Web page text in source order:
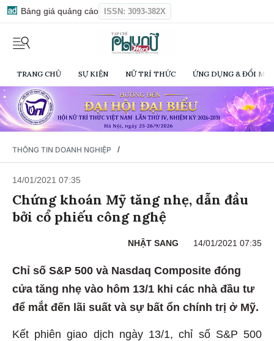
Bảng giá quảng cáo ISSN: 3093-382X
TRANG CHỦ SỰ KIỆN NỮ TRÍ THỨC ỨNG DỤNG & ĐỔI
THÔNG TIN DOANH NGHIỆP /
14/01/2021 07:35
Chứng khoán Mỹ tăng nhẹ, dẫn đầu
bởi cổ phiếu công nghệ
NHẬT SANG 14/01/2021 07:35
Chỉ số S&P 500 và Nasdaq Composite đóng
cửa tăng nhẹ vào hôm 13/1 khi các nhà đầu tư
để mắt đến lãi suất và sự bất ổn chính trị ở Mỹ.
Kết phiên giao dịch ngày 13/1, chỉ số S&P 500